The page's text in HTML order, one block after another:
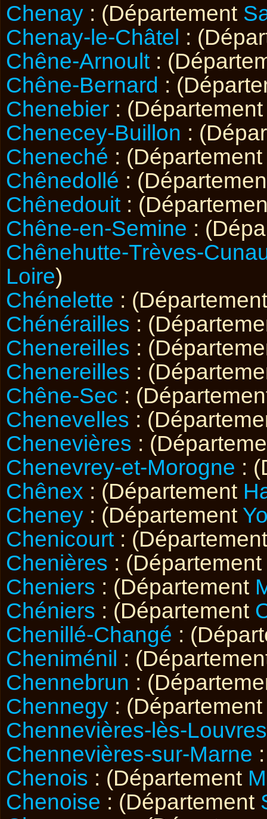
Chenay : (Département
Chenay-le-Châtel :
Chêne-Arnoult :
Chêne-Bernard :
Chenebier :
Chenecey-Buillon :
Cheneché :
Chênedollé :
Chênedouit :
Chêne-en-Semine :
Chênehutte-Trèves-
Loire)
Chénelette :
Chénérailles :
Chenereilles :
Chenereilles :
Chêne-Sec :
Chenevelles :
Chenevières :
Chenevrey-et-Morogne :
Chênex : (Département
Cheney : (Département
Chenicourt :
Chenières : (Département
Cheniers : (Département
Chéniers : (Département
Chenillé-Changé :
Cheniménil :
Chennebrun :
Chennegy : (Département
Chennevières-lès-Louvres
Chennevières-sur-Marne
Chenois : (Département
Chenoise : (Département